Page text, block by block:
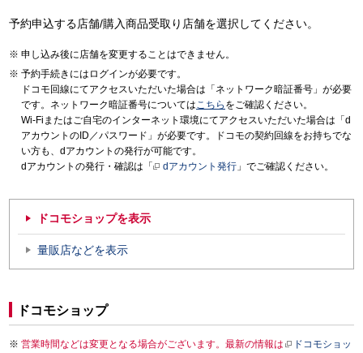
予約申込する店舗/購入商品受取り店舗を選択してください。
申し込み後に店舗を変更することはできません。
予約手続きにはログインが必要です。
ドコモ回線にてアクセスいただいた場合は「ネットワーク暗証番号」が必要
です。ネットワーク暗証番号についてはこちら をご確認ください。
Wi-Fiまたはご自宅のインターネット環境にてアクセスいただいた場合は「d
アカウントのID／パスワード」が必要です。ドコモの契約回線をお持ちでな
い方も、dアカウントの発行が可能です。
dアカウントの発行・確認は「
dアカウント発行 」でご確認ください。
ドコモショップを表示
量販店などを表示
ドコモショップ
営業時間などは変更となる場合がございます。最新の情報は
ドコモショッ